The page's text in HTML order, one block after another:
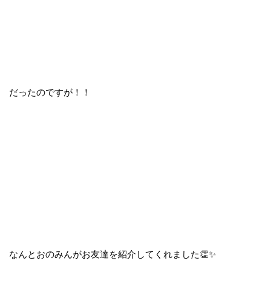
だったのですが！！
なんとおのみんがお友達を紹介してくれました👏✨